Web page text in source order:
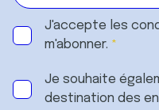
J'accepte les
m'abonner.
Je souhaite
destination des